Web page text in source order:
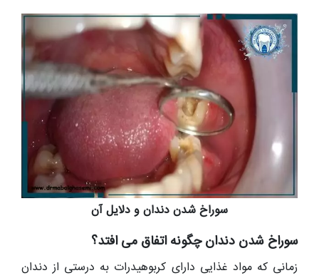
سوراخ شدن دندان و دلایل آن
سوراخ شدن دندان چگونه اتفاق می افتد؟
زمانی که مواد غذایی دارای کربوهیدرات به درستی از دندان